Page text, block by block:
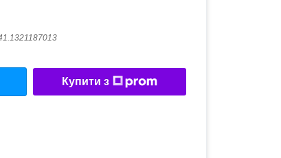
Купити з